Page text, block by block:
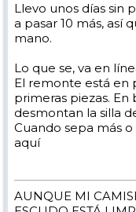
Llevo unos días sin
a pasar 10 más, así
mano.
Lo que se, va en
El remonte está en
primeras piezas.
desmontan la silla
Cuando sepa más
aquí
AUNQUE MI